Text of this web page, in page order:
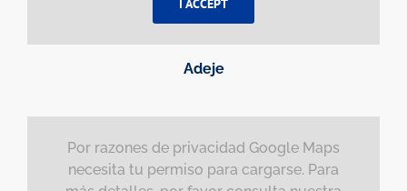
I ACCEPT
Adeje
Por razones de privacidad Google Maps
necesita tu permiso para cargarse. Para